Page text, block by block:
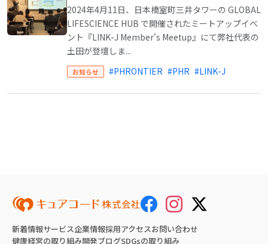
2024年4月11日、日本橋室町三井タワーの GLOBAL
LIFESCIENCE HUB で開催されたミートアップイベ
ント『LINK-J Member's Meetup』にて弊社代表の
土田が登壇しま...
お知らせ #PHRONTIER #PHR #LINK-J
新着情報サービス企業情報採用アクセスお問い合わせ
健康経営の取り組み開発ブログSDGsの取り組み